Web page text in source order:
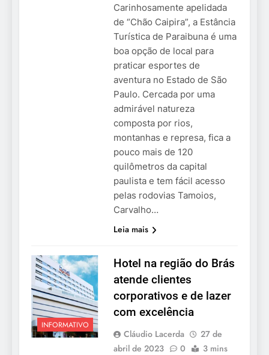
Carinhosamente apelidada
de “Chão Caipira”, a Estância
Turística de Paraibuna é uma
boa opção de local para
praticar esportes de
aventura no Estado de São
Paulo. Cercada por uma
admirável natureza
composta por rios,
montanhas e represa, fica a
pouco mais de 120
quilômetros da capital
paulista e tem fácil acesso
pelas rodovias Tamoios,
Carvalho…
Leia mais
INFORMATIVO
Hotel na região do Brás
atende clientes
corporativos e de lazer
com excelência
Cláudio Lacerda
27 de
abril de 2023
0 3 mins